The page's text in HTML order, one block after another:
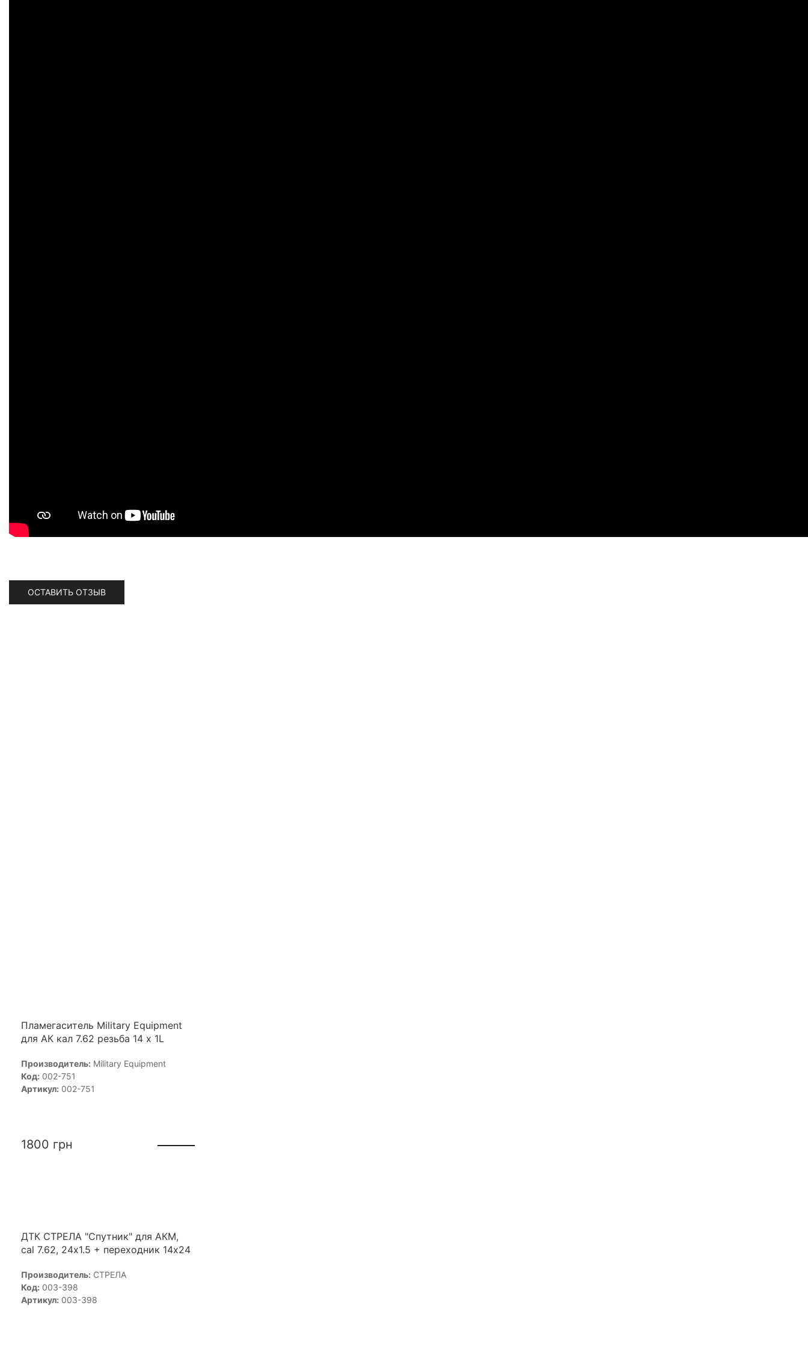
ОСТАВИТЬ ОТЗЫВ
Пламегаситель Military Equipment
для АК кал 7.62 резьба 14 х 1L
Производитель: Military Equipment
Код: 002-751
Артикул: 002-751
1800 грн
ДТК СТРЕЛА "Спутник" для АКМ,
cal 7.62, 24х1.5 + переходник 14х24
Производитель: СТРЕЛА
Код: 003-398
Артикул: 003-398